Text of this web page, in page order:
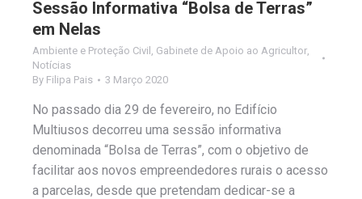
Sessão Informativa “Bolsa de Terras”
em Nelas
Ambiente e Proteção Civil Gabinete de Apoio ao Agricultor
Notícias
By Filipa Pais 3 Março 2020
No passado dia 29 de fevereiro, no Edifício
Multiusos decorreu uma sessão informativa
denominada “Bolsa de Terras”, com o objetivo de
facilitar aos novos empreendedores rurais o acesso
a parcelas, desde que pretendam dedicar-se a